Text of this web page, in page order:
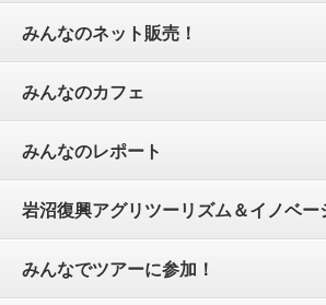
みんなのネット販売！
みんなのカフェ
みんなのレポート
岩沼復興アグリツーリズム＆イノベー
みんなでツアーに参加！